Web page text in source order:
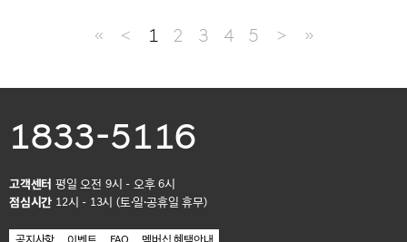
≪ ＜ 1 2 3 4 5 ＞ ≫
1833-5116
고객센터 평일 오전 9시 - 오후 6시
점심시간 12시 - 13시 (토·일·공휴일 휴무)